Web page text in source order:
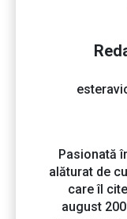
Pasionată
alăturat de
care îl
august